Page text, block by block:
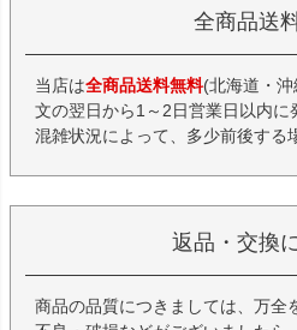
全商品送
当店は全商品送料無料(北海道・
文の翌日から1～2日営業日以内
混雑状況によって、多少前後する
返品・交換
商品の品質につきましては、万全